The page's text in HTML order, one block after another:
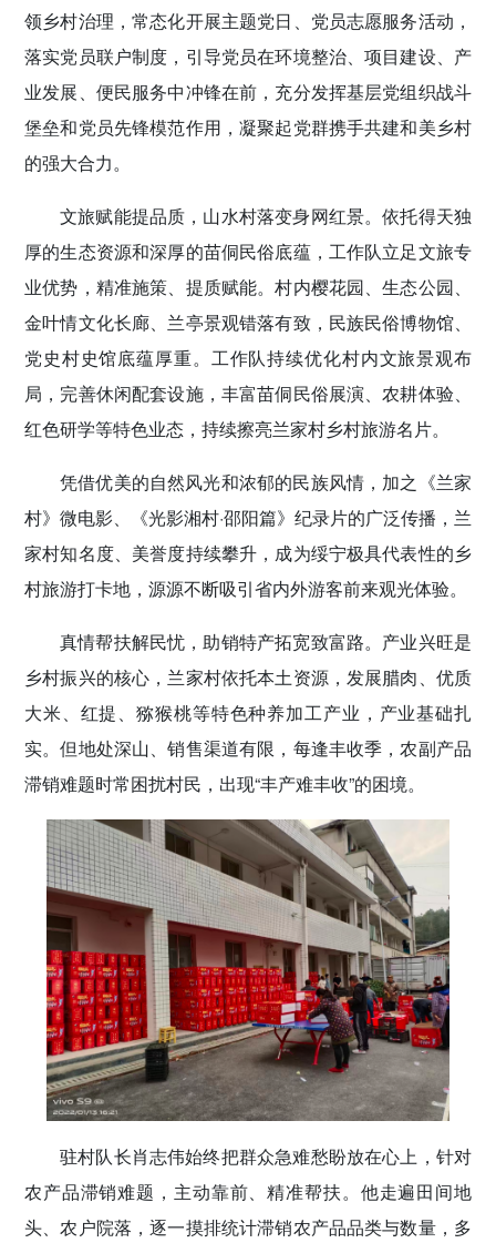
领乡村治理，常态化开展主题党日、党员志愿服务活动，
落实党员联户制度，引导党员在环境整治、项目建设、产
业发展、便民服务中冲锋在前，充分发挥基层党组织战斗
堡垒和党员先锋模范作用，凝聚起党群携手共建和美乡村
的强大合力。
文旅赋能提品质，山水村落变身网红景。依托得天独
厚的生态资源和深厚的苗侗民俗底蕴，工作队立足文旅专
业优势，精准施策、提质赋能。村内樱花园、生态公园、
金叶情文化长廊、兰亭景观错落有致，民族民俗博物馆、
党史村史馆底蕴厚重。工作队持续优化村内文旅景观布
局，完善休闲配套设施，丰富苗侗民俗展演、农耕体验、
红色研学等特色业态，持续擦亮兰家村乡村旅游名片。
凭借优美的自然风光和浓郁的民族风情，加之《兰家
村》微电影、《光影湘村·邵阳篇》纪录片的广泛传播，兰
家村知名度、美誉度持续攀升，成为绥宁极具代表性的乡
村旅游打卡地，源源不断吸引省内外游客前来观光体验。
真情帮扶解民忧，助销特产拓宽致富路。产业兴旺是
乡村振兴的核心，兰家村依托本土资源，发展腊肉、优质
大米、红提、猕猴桃等特色种养加工产业，产业基础扎
实。但地处深山、销售渠道有限，每逢丰收季，农副产品
滞销难题时常困扰村民，出现“丰产难丰收”的困境。
驻村队长肖志伟始终把群众急难愁盼放在心上，针对
农产品滞销难题，主动靠前、精准帮扶。他走遍田间地
头、农户院落，逐一摸排统计滞销农产品品类与数量，多